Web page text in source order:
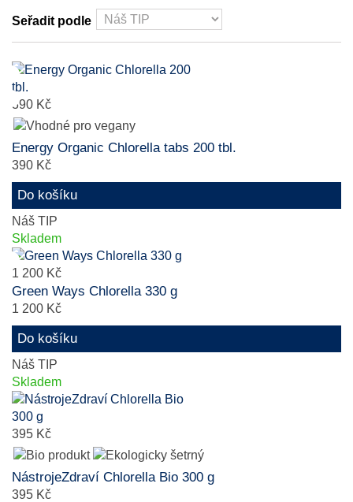
Seřadit podle
390 Kč
Energy Organic Chlorella tabs 200 tbl.
390 Kč
Do košíku
Náš TIP
Skladem
1 200 Kč
Green Ways Chlorella 330 g
1 200 Kč
Do košíku
Náš TIP
Skladem
395 Kč
NástrojeZdraví Chlorella Bio 300 g
395 Kč